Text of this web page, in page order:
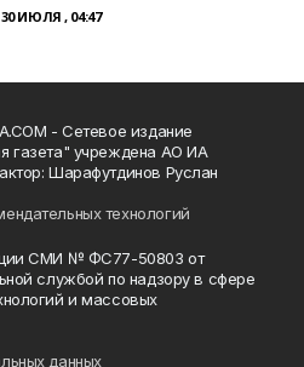
30 ИЮЛЯ , 04:47
- Сетевое издание
газета" учреждена АО ИА
Шарафутдинов Руслан
технологий
СМИ № ФС77-50803 от
службой по надзору в сфере
и массовых
данных